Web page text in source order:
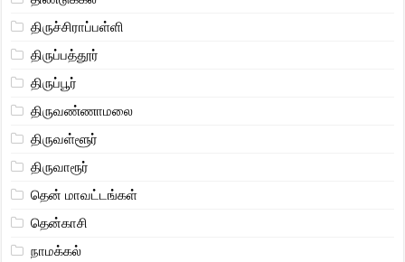
திருச்சிராப்பள்ளி
திருப்பத்தூர்
திருப்பூர்
திருவண்ணாமலை
திருவள்ளூர்
திருவாரூர்
தென் மாவட்டங்கள்
தென்காசி
நாமக்கல்